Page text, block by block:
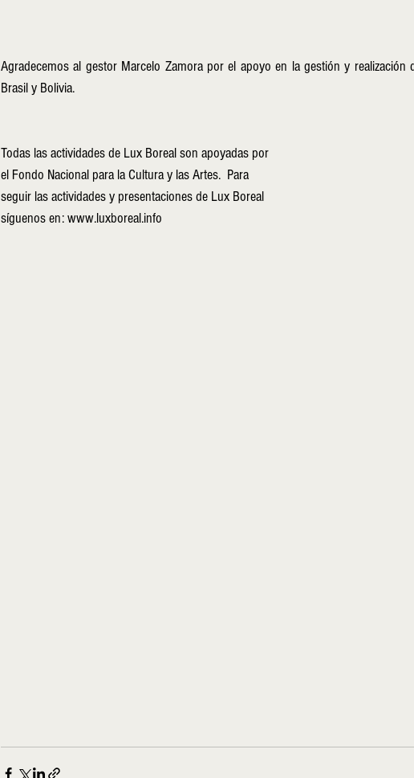
Agradecemos al gestor Marcelo Zamora por el apoyo en la gestión y realización
Brasil y Bolivia.
Todas las actividades de Lux Boreal son apoyadas por
el Fondo Nacional para la Cultura y las Artes.  Para
seguir las actividades y presentaciones de Lux Boreal
síguenos en: www.luxboreal.info